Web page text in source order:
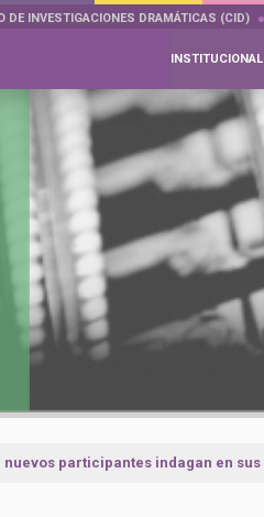
DE INVESTIGACIONES DRAMÁTICAS (CID)
INSTITUCIONAL
nuevos participantes indagan en